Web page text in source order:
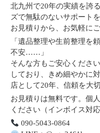
北九州で20年の実績を誇
ズで無駄のないサポート
お見積りから、お気軽に
「遺品整理や生前整理を
不安……」
そんな方もご安心くださ
しており、きめ細やかに
店として20年、信頼を大
お見積りは無料です。個
ください（インボイス対応
090-5043-0864